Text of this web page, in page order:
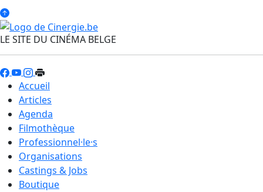
LE SITE DU CINÉMA BELGE
Accueil
Articles
Agenda
Filmothèque
Professionnel·le·s
Organisations
Castings & Jobs
Boutique